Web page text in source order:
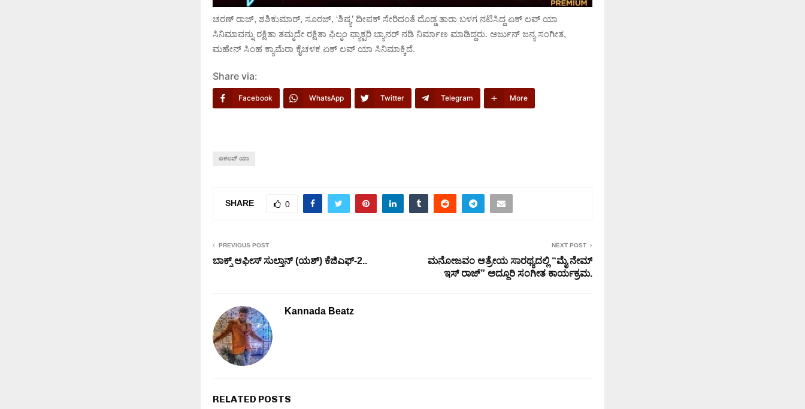
ಚರಣ್ ರಾಜ್, ಶಶಿಕುಮಾರ್, ಸೂರಜ್, ‘ಶಿಷ್ಯ’ ದೀಪಕ್ ಸೇರಿದಂತೆ ದೊಡ್ಡ ತಾರಾ ಬಳಗ ನಟಿಸಿದ್ದ ಏಕ್ ಲವ್ ಯಾ
ಸಿನಿಮಾವನ್ನು ರಕ್ಷಿತಾ ತಮ್ಮದೇ ರಕ್ಷಿತಾ ಫಿಲ್ಮಂ ಫ್ಯಾಕ್ಟರಿ ಬ್ಯಾನರ್ ನಡಿ ನಿರ್ಮಾಣ ಮಾಡಿದ್ದರು. ಅರ್ಜುನ್ ಜನ್ಯ ಸಂಗೀತ,
ಮಹೇನ್ ಸಿಂಹ ಕ್ಯಾಮೆರಾ ಕೈಚಳಕ ಏಕ್ ಲವ್ ಯಾ ಸಿನಿಮಾಕ್ಕಿದೆ.
Share via:
Facebook WhatsApp Twitter Telegram More
ಏಕಲವ್ ಯಾ
SHARE 0
PREVIOUS POST
ಬಾಕ್ಸ್ ಆಫೀಸ್ ಸುಲ್ತಾನ್ (ಯಶ್) ಕೆಜಿಎಫ್-2..
NEXT POST
ಮನೋಜವಂ ಆತ್ರೇಯ ಸಾರಥ್ಯದಲ್ಲಿ “ಮೈ ನೇಮ್
ಇಸ್ ರಾಜ್” ಅದ್ದೂರಿ ಸಂಗೀತ ಕಾರ್ಯಕ್ರಮ.
Kannada Beatz
RELATED POSTS